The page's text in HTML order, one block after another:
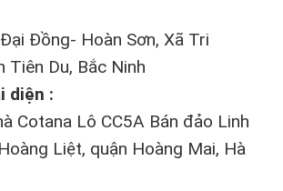
Đồng- Hoàn Sơn, Xã Tri
Tiên Du, Bắc Ninh
diện :
Cotana Lô CC5A Bán đảo Linh
Liệt, quận Hoàng Mai, Hà